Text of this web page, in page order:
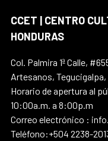
CCET | CENTRO
HONDURAS
Col. Palmira 1ª Calle,
Artesanos, Tegucigalpa,
Horario de apertura al
10:00a.m. a 8:00p.m
Correo electrónico :
Teléfono:+504 2238-